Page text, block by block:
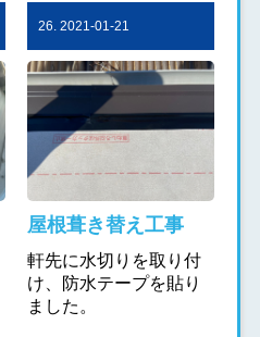
26. 2021-01-21
屋根葺き替え工事
軒先に水切りを取り付
け、防水テープを貼り
ました。